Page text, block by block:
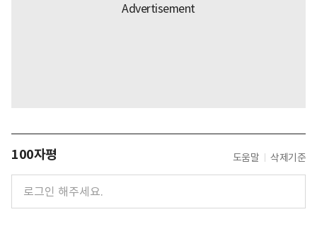
100자평 도움말 삭제기준